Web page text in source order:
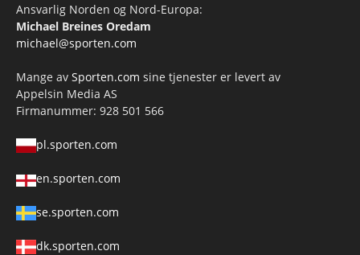
Ansvarlig Norden og Nord-Europa:
Michael Breines Oredam
michael@sporten.com
Mange av Sporten.com sine tjenester er levert av
Appelsin Media AS
Firmanummer: 928 501 566
pl.sporten.com
en.sporten.com
se.sporten.com
dk.sporten.com